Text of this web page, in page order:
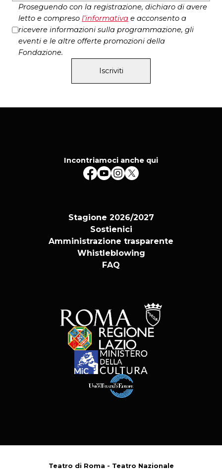
Proseguendo con la registrazione, dichiaro di avere
letto e compreso l’informativa e acconsento a
ricevere informazioni sulla programmazione, gli
eventi e le altre offerte promozioni della
Fondazione.
Iscriviti
Incontriamoci anche qui
Stagione 2026/2027
Sostienici
Amministrazione trasparente
Whistleblowing
FAQ
Teatro di Roma - Teatro Nazionale